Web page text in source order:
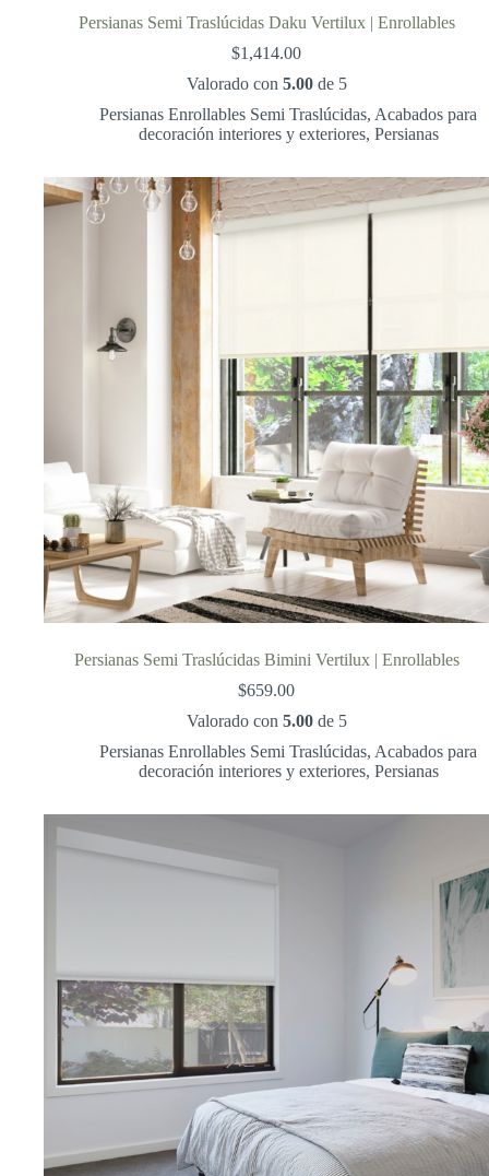
Persianas Semi Traslúcidas Daku Vertilux | Enrollables
$1,414.00
Valorado con 5.00de 5
Persianas Enrollables Semi Traslúcidas, Acabados para
decoración interiores y exteriores, Persianas
Persianas Semi Traslúcidas Bimini Vertilux | Enrollables
$659.00
Valorado con 5.00de 5
Persianas Enrollables Semi Traslúcidas, Acabados para
decoración interiores y exteriores, Persianas